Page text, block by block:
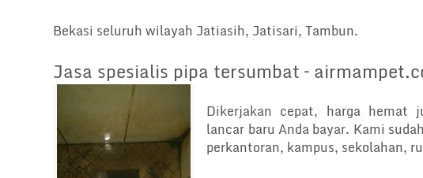
Bekasi seluruh wilayah Jatiasih, Jatisari, Tambun.
Jasa spesialis pipa tersumbat –
Dikerjakan cepat, harga hemat
lancar baru Anda bayar. Kami
perkantoran, kampus, sekolahan,